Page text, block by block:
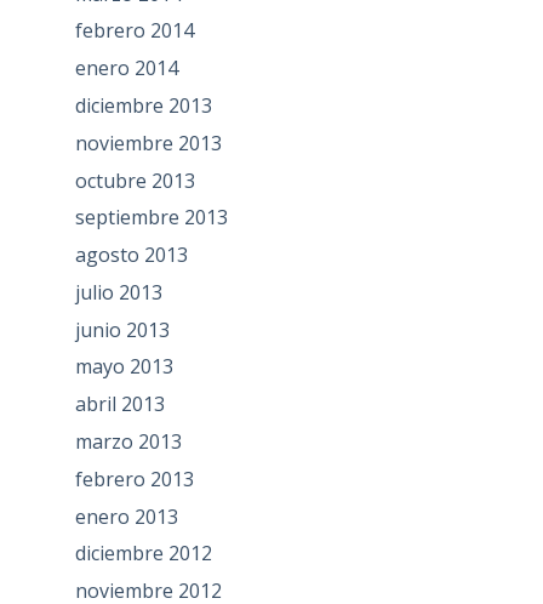
febrero 2014
enero 2014
diciembre 2013
noviembre 2013
octubre 2013
septiembre 2013
agosto 2013
julio 2013
junio 2013
mayo 2013
abril 2013
marzo 2013
febrero 2013
enero 2013
diciembre 2012
noviembre 2012